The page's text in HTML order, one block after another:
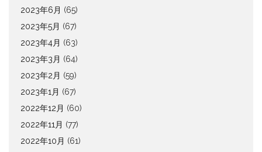
2023年6月 (65)
2023年5月 (67)
2023年4月 (63)
2023年3月 (64)
2023年2月 (59)
2023年1月 (67)
2022年12月 (60)
2022年11月 (77)
2022年10月 (61)